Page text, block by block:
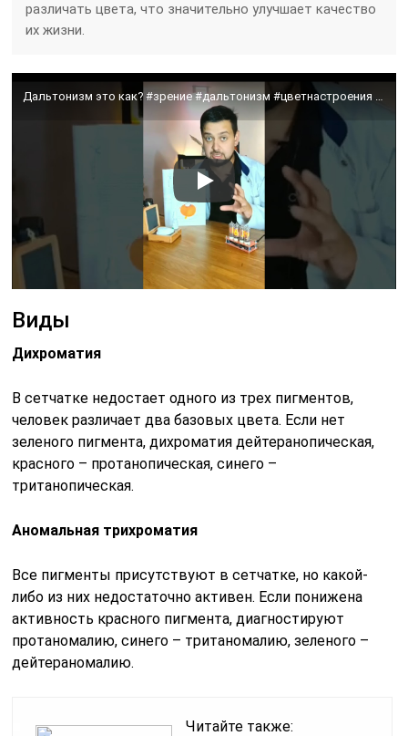
различать цвета, что значительно улучшает качество
их жизни.
Дальтонизм это как? #зрение #дальтонизм #цветнастроения #врач
Виды
Дихроматия
В сетчатке недостает одного из трех пигментов,
человек различает два базовых цвета. Если нет
зеленого пигмента, дихроматия дейтеранопическая,
красного – протанопическая, синего –
тританопическая.
Аномальная трихроматия
Все пигменты присутствуют в сетчатке, но какой-
либо из них недостаточно активен. Если понижена
активность красного пигмента, диагностируют
протаномалию, синего – тританомалию, зеленого –
дейтераномалию.
Читайте также: